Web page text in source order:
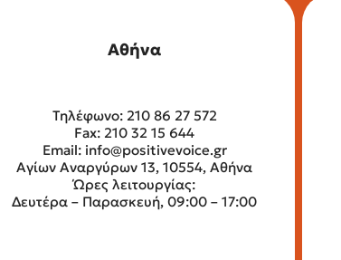
Αθήνα
Τηλέφωνο: 210 86 27 572
Fax: 210 32 15 644
Email: info@positivevoice.gr
Αγίων Αναργύρων 13, 10554, Αθήνα
Ώρες λειτουργίας:
Δευτέρα – Παρασκευή, 09:00 – 17:00